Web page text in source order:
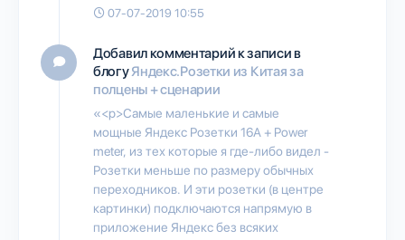
07-07-2019 10:55
Добавил комментарий к записи в
блогуЯндекс.Розетки из Китая за
полцены + сценарии
«<p>Самые маленькие и самые
мощные Яндекс Розетки 16А + Power
meter, из тех которые я где-либо видел -
Розетки меньше по размеру обычных
переходников. И эти розетки (в центре
картинки) подключаются напрямую в
приложение Яндекс без всяких